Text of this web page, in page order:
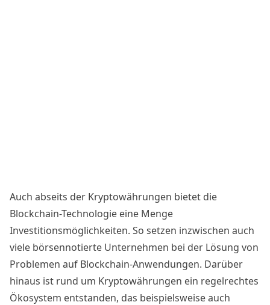
Auch abseits der Kryptowährungen bietet die
Blockchain-Technologie eine Menge
Investitionsmöglichkeiten. So setzen inzwischen auch
viele börsennotierte Unternehmen bei der Lösung von
Problemen auf Blockchain-Anwendungen. Darüber
hinaus ist rund um Kryptowährungen ein regelrechtes
Ökosystem entstanden, das beispielsweise auch